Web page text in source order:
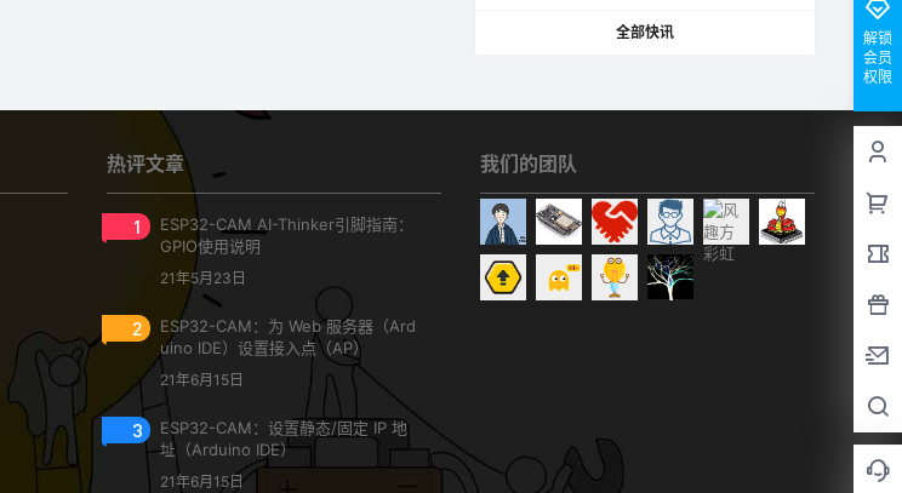
全部快讯
解锁
会员
权限
热评文章
1
ESP32-CAM AI-Thinker引脚指南：
GPIO使用说明
21年5月23日
2
ESP32-CAM：为 Web 服务器（Ard
uino IDE）设置接入点（AP）
21年6月15日
3
ESP32-CAM：设置静态/固定 IP 地
址（Arduino IDE）
21年6月15日
我们的团队